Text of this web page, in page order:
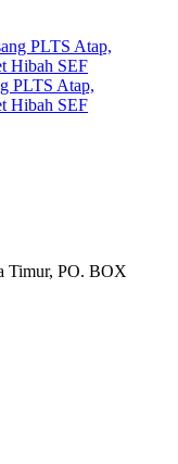
PLTS Atap,
Hibah SEF
Timur, PO. BOX